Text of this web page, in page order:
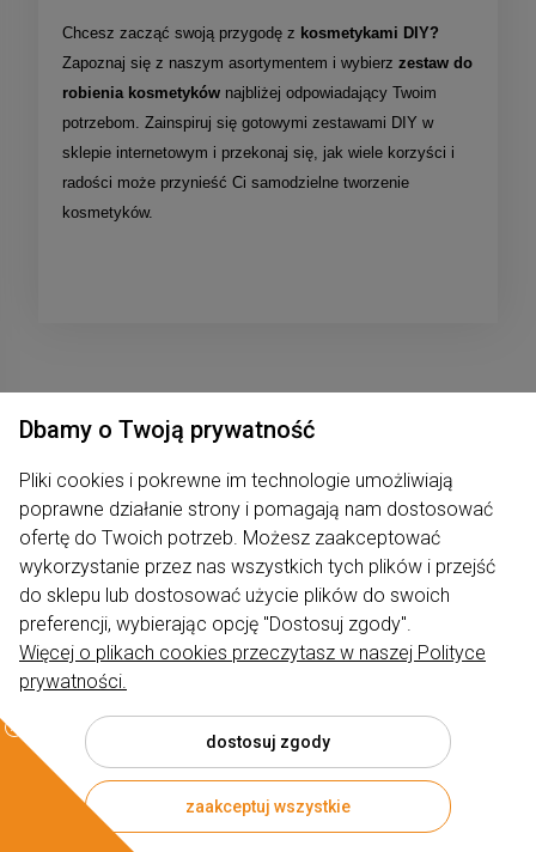
Chcesz zacząć swoją przygodę z kosmetykami DIY?
Zapoznaj się z naszym asortymentem i wybierz zestaw do
robienia kosmetyków najbliżej odpowiadający Twoim
potrzebom. Zainspiruj się gotowymi zestawami DIY w
sklepie internetowym i przekonaj się, jak wiele korzyści i
radości może przynieść Ci samodzielne tworzenie
kosmetyków.
Newsletter
Podaj swój adres e-mail, jeżeli chcesz
otrzymywać informacje o nowościach i
promocjach.
Dbamy o Twoją prywatność
Pliki cookies i pokrewne im technologie umożliwiają
poprawne działanie strony i pomagają nam dostosować
ofertę do Twoich potrzeb. Możesz zaakceptować
wykorzystanie przez nas wszystkich tych plików i przejść
do sklepu lub dostosować użycie plików do swoich
preferencji, wybierając opcję "Dostosuj zgody".
Więcej o plikach cookies przeczytasz w naszej Polityce
prywatności.
dostosuj zgody
zaakceptuj wszystkie